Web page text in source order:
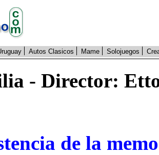
Autos Clasicos Mame Solojuegos
- Director:
de la